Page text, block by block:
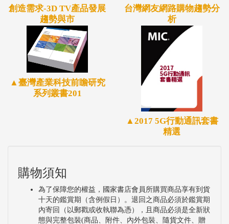
歸納本研究針對全球創新支付市場、相關政策、主要
業者、新創業者與台灣業者之現況與發展，列出以下
主要趨勢、機會與挑戰：趨勢如全球創新市場前景可
期、亞太將成為全球最大創新支付交易市場、創新支
付技術將走向多元並存、業者發展將走向整合或聯盟
合作等；機會如中國大陸與東南亞等亞太市場、線上
和線下之行動支付、跨境交易、衍生服務串聯等，對
台較具發展機會；挑戰如台灣相關規範開放程度、台
等。
創造需求-3D TV產品發展
趨勢與市
台灣網友網路購物趨勢分
析
▲臺灣產業科技前瞻研究
系列叢書201
▲2017 5G行動通訊套書
精選
購物須知
為了保障您的權益，國家書店會員所購買商品享有到貨
十天的鑑賞期（含例假日）。退回之商品必須於鑑賞期
內寄回（以郵戳或收執聯為憑），且商品必須是全新狀
態與完整包裝(商品、附件、內外包裝、隨貨文件、贈